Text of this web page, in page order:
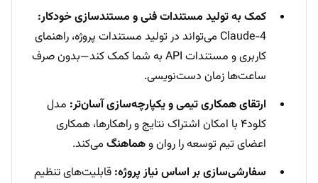
کمک به تولید مستندات فنی و مستندسازی خودکار:
Claude-4 می‌تواند در تولید مستندات پروژه، راهنمای
کاربری و مستندات API به شما کمک کند—بدون صرف
ساعت‌ها زمان دست‌نویسی.
ارتقای همکاری تیمی و یکپارچه‌سازی آسان‌تر: مدل
کلود۴ با امکان اشتراک نتایج و راهکارها، همکاری
اعضای تیم توسعه را روان وهماهنگ می‌کند.
سفارشی‌سازی بر اساس نیاز پروژه: قابلیت‌های تنظیم